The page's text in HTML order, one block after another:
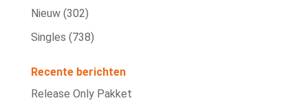
Nieuw (302)
Singles (738)
Recente berichten
Release Only Pakket